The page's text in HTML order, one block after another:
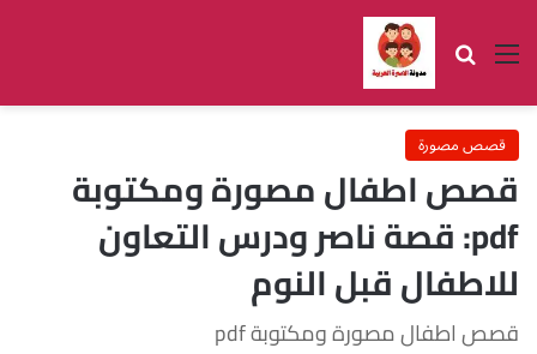
القائمة بحث عن
قصص مصورة
قصص اطفال مصورة ومكتوبة
pdf: قصة ناصر ودرس التعاون
للاطفال قبل النوم
قصص اطفال مصورة ومكتوبة pdf